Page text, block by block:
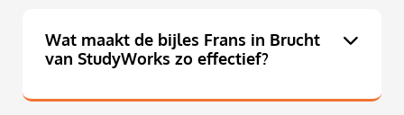
Wat maakt de bijles Frans in Brucht
van StudyWorks zo effectief?